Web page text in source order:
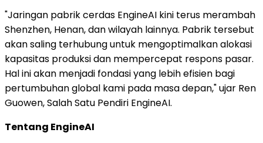
"Jaringan pabrik cerdas EngineAI kini terus merambah
Shenzhen, Henan, dan wilayah lainnya. Pabrik tersebut
akan saling terhubung untuk mengoptimalkan alokasi
kapasitas produksi dan mempercepat respons pasar.
Hal ini akan menjadi fondasi yang lebih efisien bagi
pertumbuhan global kami pada masa depan," ujar Ren
Guowen, Salah Satu Pendiri EngineAI.
Tentang EngineAI